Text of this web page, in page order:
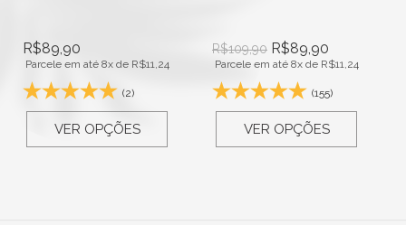
R$89,90
Parcele em até 8x de R$11,24
(2)
VER OPÇÕES
R$109,90 R$89,90
Parcele em até 8x de R$11,24
(155)
VER OPÇÕES